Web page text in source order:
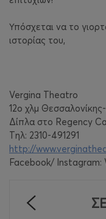
Υπόσχεται να το
ιστορίας του,
Vergina Theatro
12o χλμ
Δίπλα στο Regency
Tηλ: 2310-491291
http://
Facebook/ Instagram: